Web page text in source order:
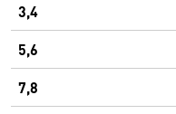
3,4
5,6
7,8